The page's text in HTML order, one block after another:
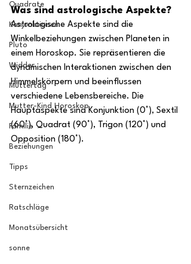
Quadrate
Konjunktionen
Pluto
Widder
Muttertag
Mutter-Kind Horoskop
Familie
Beziehungen
Tipps
Sternzeichen
Ratschläge
Monatsübersicht
sonne
Was sind astrologische Aspekte?
Astrologische Aspekte sind die
Winkelbeziehungen zwischen Planeten in
einem Horoskop. Sie repräsentieren die
dynamischen Interaktionen zwischen den
Himmelskörpern und beeinflussen
verschiedene Lebensbereiche. Die
Hauptaspekte sind Konjunktion (0°), Sextil
(60°), Quadrat (90°), Trigon (120°) und
Opposition (180°).